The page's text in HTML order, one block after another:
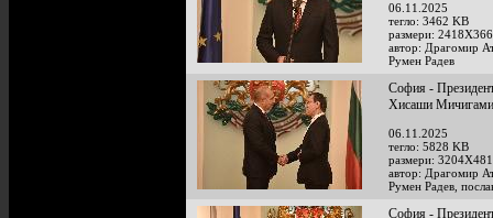
06.11.2025
тегло: 3462 KB
размери:
автор: Драгомир
Румен Радев
София -
Хисаши Мичигами
06.11.2025
тегло: 5828 KB
размери:
автор: Драгомир
Румен Радев,
София -